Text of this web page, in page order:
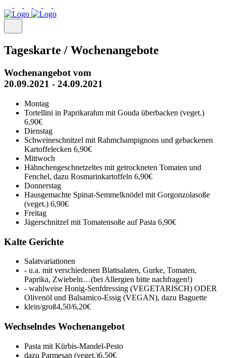
Tageskarte / Wochenangebote
Wochenangebot vom
20.09.2021 - 24.09.2021
Montag
Tortellini in Paprikarahm mit Gouda überbacken (veget.)
6,90€
Dienstag
Schweineschnitzel mit Rahmchampignons und gebackenen
Kartoffelecken 6,90€
Mittwoch
Hähnchengeschnetzeltes mit getrockneten Tomaten und
Fenchel, dazu Rosmarinkartoffeln 6,90€
Donnerstag
Hausgemachte Spinat-Semmelknödel mit Gorgonzolasoße
(veget.) 6,90€
Freitag
Jägerschnitzel mit Tomatensoße auf Pasta 6,90€
Kalte Gerichte
Salatvariationen
- u.a. mit verschiedenen Blattsalaten, Gurke, Tomaten,
Paprika, Zwiebeln…(bei Allergien bitte nachfragen!)
- wahlweise Honig-Senfdressing (VEGETARISCH) ODER
Olivenöl und Balsamico-Essig (VEGAN), dazu Baguette
klein/groß4,50/6,20€
Wechselndes Wochenangebot
Pasta mit Kürbis-Mandel-Pesto
dazu Parmesan (veget.)6,50€